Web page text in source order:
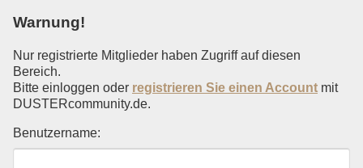
Warnung!
Nur registrierte Mitglieder haben Zugriff auf diesen
Bereich.
Bitte einloggen oder registrieren Sie einen Account mit
DUSTERcommunity.de.
Benutzername: